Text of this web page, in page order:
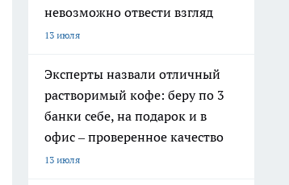
невозможно отвести взгляд
13 июля
Эксперты назвали отличный
растворимый кофе: беру по 3
банки себе, на подарок и в
офис – проверенное качество
13 июля